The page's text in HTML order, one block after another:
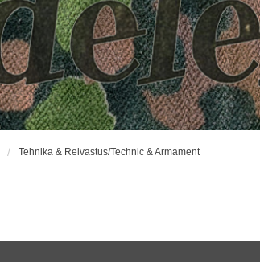
Tehnika & Relvastus/Technic & Armament